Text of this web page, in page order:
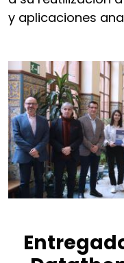
y aplicaciones